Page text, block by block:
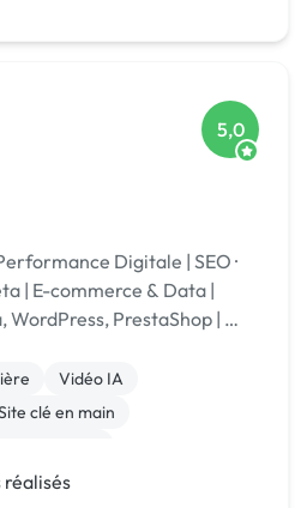
5,0
Digitale | SEO ·
| E-commerce & Data |
PrestaShop | 🏆
Vidéo IA
clé en main
CSS, HTML, XML